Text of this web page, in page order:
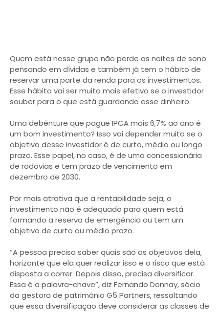
Quem está nesse grupo não perde as noites de sono
pensando em dívidas e também já tem o hábito de
reservar uma parte da renda para os investimentos.
Esse hábito vai ser muito mais efetivo se o investidor
souber para o que está guardando esse dinheiro.
Uma debênture que pague IPCA mais 6,7% ao ano é
um bom investimento? Isso vai depender muito se o
objetivo desse investidor é de curto, médio ou longo
prazo. Esse papel, no caso, é de uma concessionária
de rodovias e tem prazo de vencimento em
dezembro de 2030.
Por mais atrativa que a rentabilidade seja, o
investimento não é adequado para quem está
formando a reserva de emergência ou tem um
objetivo de curto ou médio prazo.
“A pessoa precisa saber quais são os objetivos dela,
horizonte que ela quer realizar isso e o risco que está
disposta a correr. Depois disso, precisa diversificar.
Essa é a palavra-chave”, diz Fernando Donnay, sócio
da gestora de patrimônio G5 Partners, ressaltando
que essa diversificação deve considerar as classes de